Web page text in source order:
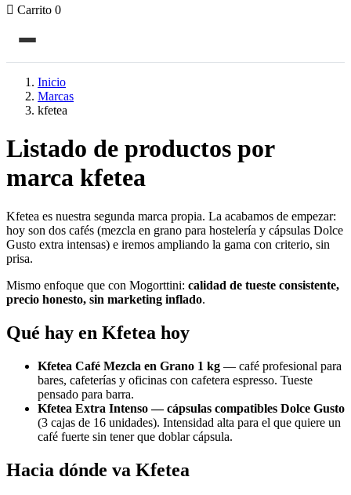
 Carrito 0
Inicio
Marcas
kfetea
Listado de productos por
marca kfetea
Kfetea es nuestra segunda marca propia. La acabamos de empezar:
hoy son dos cafés (mezcla en grano para hostelería y cápsulas Dolce
Gusto extra intensas) e iremos ampliando la gama con criterio, sin
prisa.
Mismo enfoque que con Mogorttini: calidad de tueste consistente,
precio honesto, sin marketing inflado.
Qué hay en Kfetea hoy
Kfetea Café Mezcla en Grano 1 kg — café profesional para
bares, cafeterías y oficinas con cafetera espresso. Tueste
pensado para barra.
Kfetea Extra Intenso — cápsulas compatibles Dolce Gusto
(3 cajas de 16 unidades). Intensidad alta para el que quiere un
café fuerte sin tener que doblar cápsula.
Hacia dónde va Kfetea